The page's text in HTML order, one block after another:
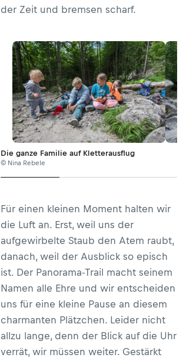
der Zeit und bremsen scharf.
Die ganze Familie auf Kletterausflug
© Nina Rebele
Für einen kleinen Moment halten wir
die Luft an. Erst, weil uns der
aufgewirbelte Staub den Atem raubt,
danach, weil der Ausblick so episch
ist. Der Panorama-Trail macht seinem
Namen alle Ehre und wir entscheiden
uns für eine kleine Pause an diesem
charmanten Plätzchen. Leider nicht
allzu lange, denn der Blick auf die Uhr
verrät, wir müssen weiter. Gestärkt